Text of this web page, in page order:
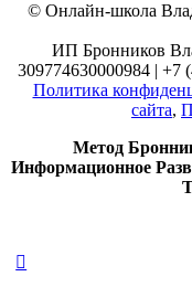
© Онлайн-школа
ИП Бронников
309774630000984 | +7
Политика
сайта,
Метод
Информационное